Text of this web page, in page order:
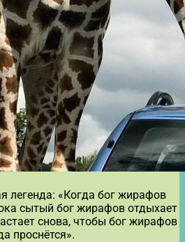
легенда: «Когда бог жирафов
сытый бог жирафов отдыхает
снова, чтобы бог жирафов
проснётся».